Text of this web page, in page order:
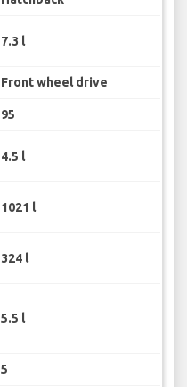
7.3 l
Front wheel drive
95
4.5 l
1021 l
324 l
5.5 l
5